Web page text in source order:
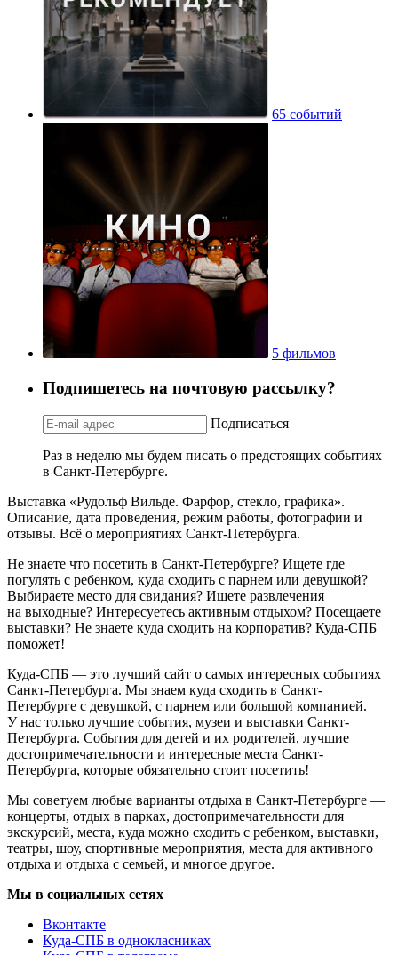
65 событий
5 фильмов
Подпишетесь на почтовую рассылку?
Подписаться
Раз в неделю мы будем писать о предстоящих событиях
в Санкт-Петербурге.
Выставка «Рудольф Вильде. Фарфор, стекло, графика».
Описание, дата проведения, режим работы, фотографии и
отзывы. Всё о мероприятиях Санкт-Петербурга.
Не знаете что посетить в Санкт-Петербурге? Ищете где
погулять с ребенком, куда сходить с парнем или девушкой?
Выбираете место для свидания? Ищете развлечения
на выходные? Интересуетесь активным отдыхом? Посещаете
выставки? Не знаете куда сходить на корпоратив? Куда-СПБ
поможет!
Куда-СПБ — это лучший сайт о самых интересных событиях
Санкт-Петербурга. Мы знаем куда сходить в Санкт-
Петербурге с девушкой, с парнем или большой компанией.
У нас только лучшие события, музеи и выставки Санкт-
Петербурга. События для детей и их родителей, лучшие
достопримечательности и интересные места Санкт-
Петербурга, которые обязательно стоит посетить!
Мы советуем любые варианты отдыха в Санкт-Петербурге —
концерты, отдых в парках, достопримечательности для
экскурсий, места, куда можно сходить с ребенком, выставки,
театры, шоу, спортивные мероприятия, места для активного
отдыха и отдыха с семьей, и многое другое.
Мы в социальных сетях
Вконтакте
Куда-СПБ в однокласниках